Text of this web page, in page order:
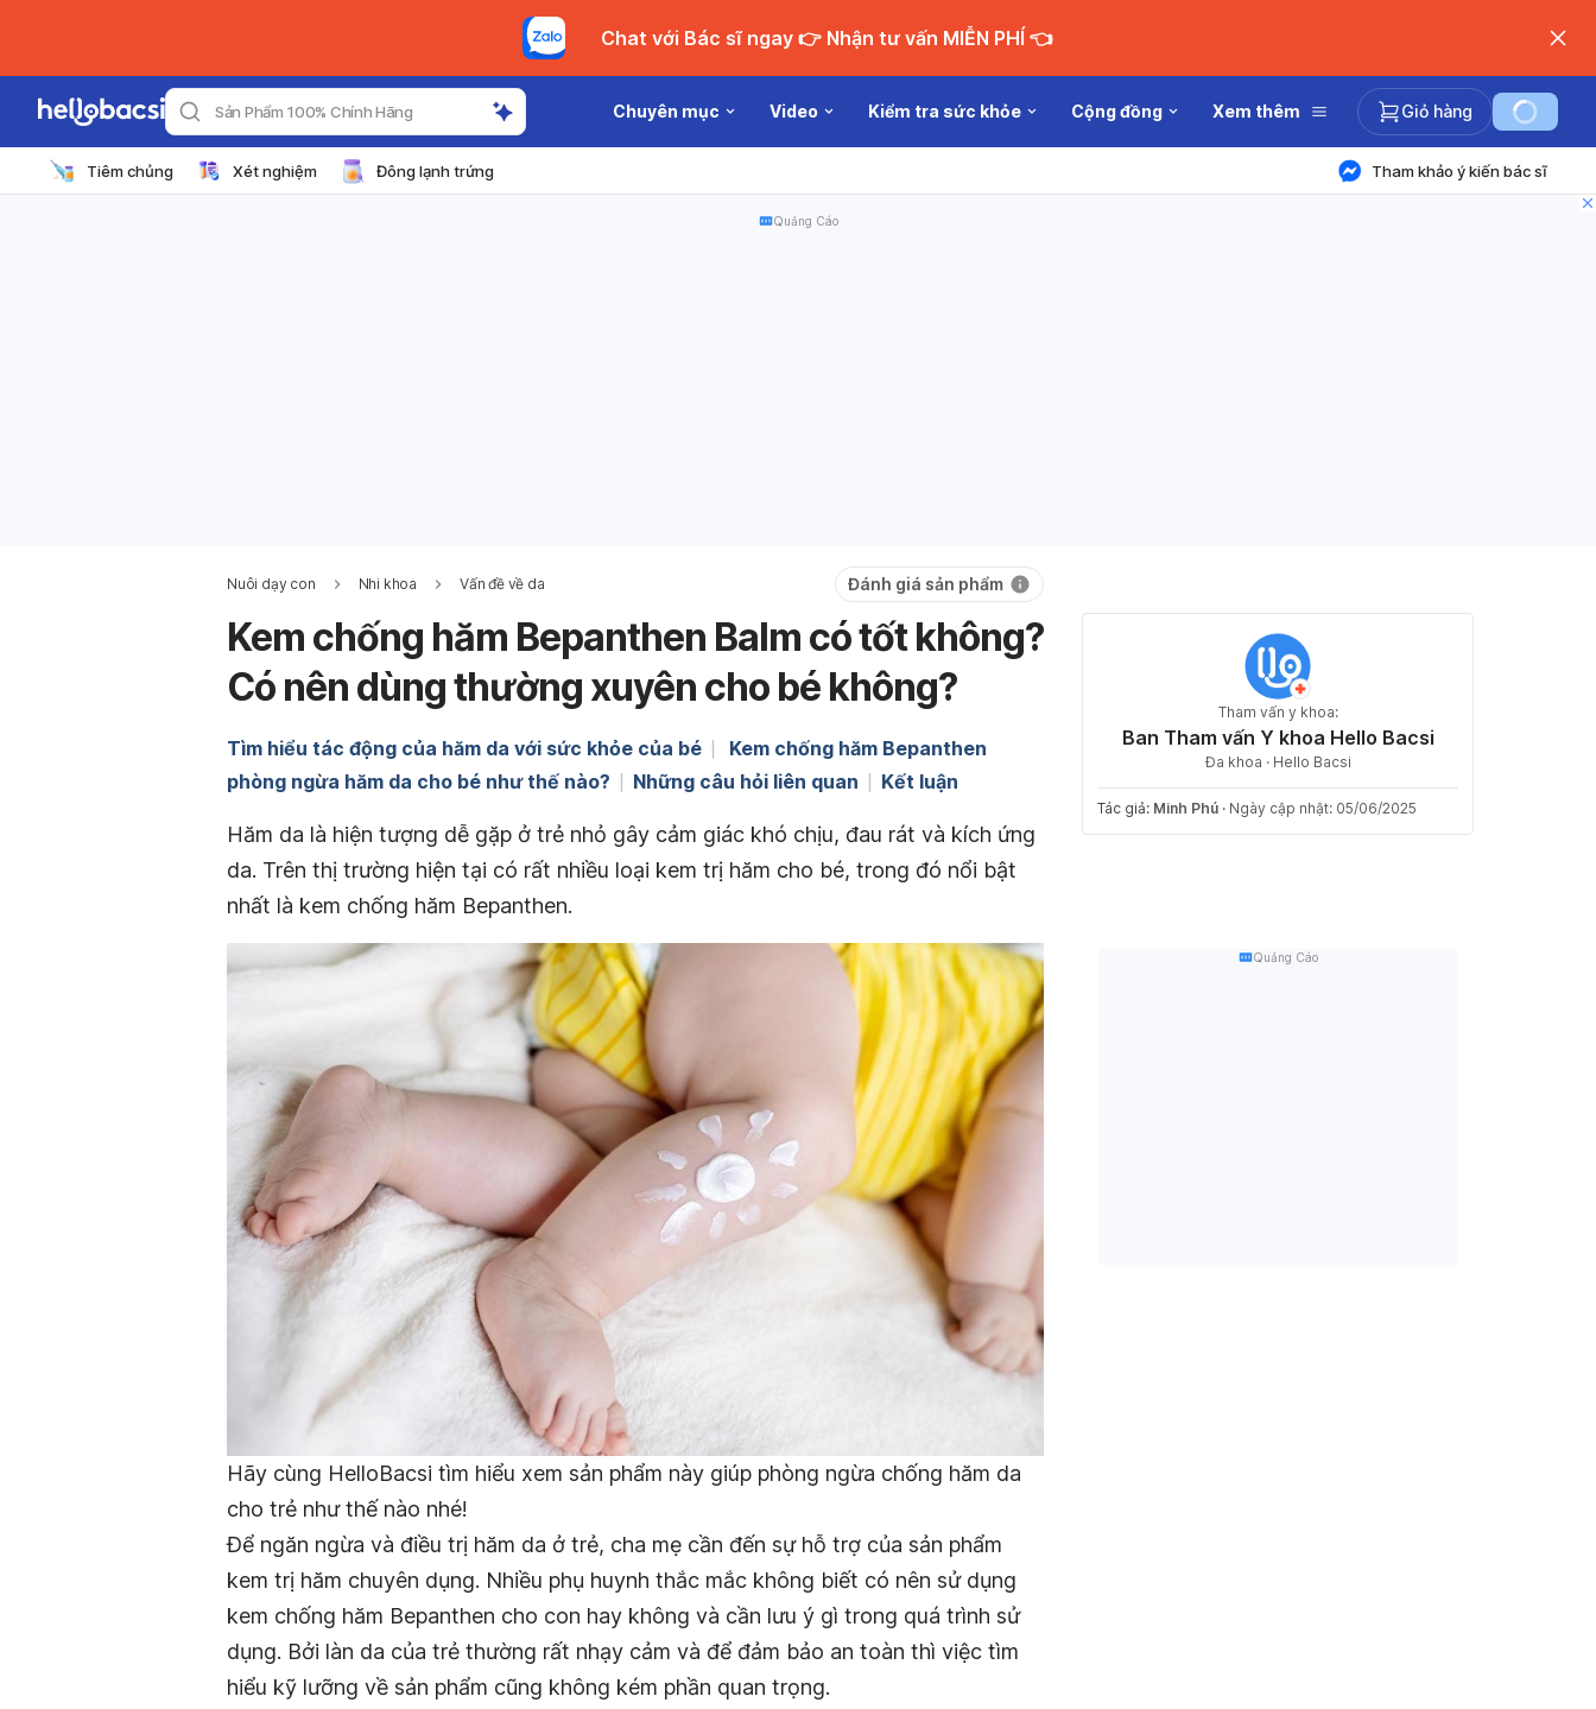
Chat với Bác sĩ ngay 👉 Nhận tư vấn MIỄN PHÍ 👈
Sản Phẩm 100% Chính Hãng Chuyên mục Video Kiểm tra sức khỏe Cộng đồng Xem thêm Giỏ hàng
Tiêm chủng Xét nghiệm Đông lạnh trứng Tham khảo ý kiến bác sĩ
Quảng Cáo
Nuôi dạy con Nhi khoa Vấn đề về da Đánh giá sản phẩm
Kem chống hăm Bepanthen Balm có tốt không?
Có nên dùng thường xuyên cho bé không?
Tìm hiểu tác động của hăm da với sức khỏe của bé
Kem chống hăm Bepanthen
phòng ngừa hăm da cho bé như thế nào?
Những câu hỏi liên quan Kết luận
Hăm da là hiện tượng dễ gặp ở trẻ nhỏ gây cảm giác khó chịu, đau rát và kích ứng
da. Trên thị trường hiện tại có rất nhiều loại kem trị hăm cho bé, trong đó nổi bật
nhất là kem chống hăm Bepanthen.
Hãy cùng HelloBacsi tìm hiểu xem sản phẩm này giúp phòng ngừa chống hăm da
cho trẻ như thế nào nhé!
Để ngăn ngừa và điều trị hăm da ở trẻ, cha mẹ cần đến sự hỗ trợ của sản phẩm
kem trị hăm chuyên dụng. Nhiều phụ huynh thắc mắc không biết có nên sử dụng
kem chống hăm Bepanthen cho con hay không và cần lưu ý gì trong quá trình sử
dụng. Bởi làn da của trẻ thường rất nhạy cảm và để đảm bảo an toàn thì việc tìm
hiểu kỹ lưỡng về sản phẩm cũng không kém phần quan trọng.
Tham vấn y khoa:
Ban Tham vấn Y khoa Hello Bacsi
Đa khoa · Hello Bacsi
Tác giả: Minh Phú · Ngày cập nhật: 05/06/2025
Quảng Cáo